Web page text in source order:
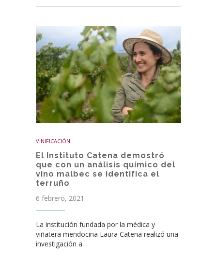
VINIFICACIÓN
El Instituto Catena demostró
que con un análisis químico del
vino malbec se identifica el
terruño
6 febrero, 2021
La institución fundada por la médica y
viñatera mendocina Laura Catena realizó una
investigación a…